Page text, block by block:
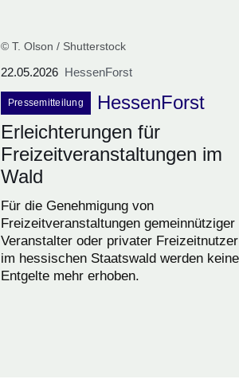
© T. Olson / Shutterstock
22.05.2026 HessenForst
Pressemitteilung
HessenForst
Erleichterungen für
Freizeitveranstaltungen im
Wald
Für die Genehmigung von
Freizeitveranstaltungen gemeinnütziger
Veranstalter oder privater Freizeitnutzer
im hessischen Staatswald werden keine
Entgelte mehr erhoben.